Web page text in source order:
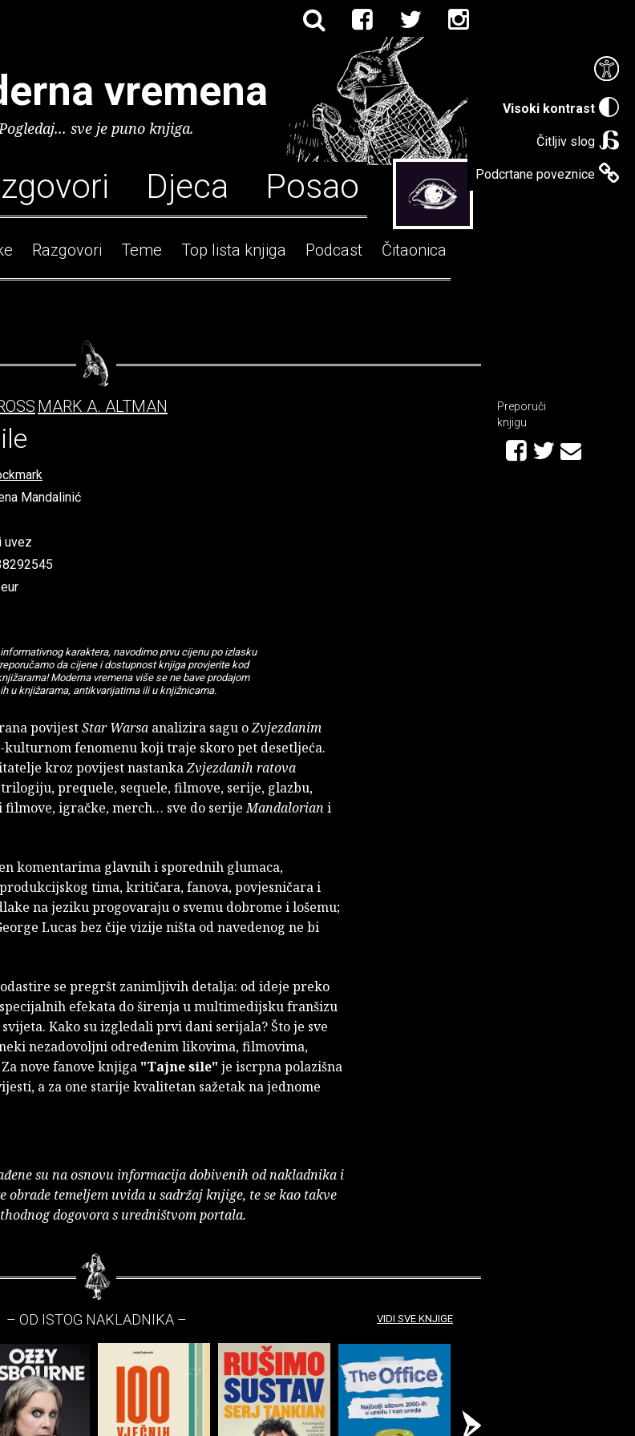
Visoki kontrast
Čitljiv slog
Podcrtane poveznice
vremena
Pogledaj... sve je puno knjiga.
Djeca Posao
Razgovori Teme Top lista knjiga Podcast Čitaonica
MARK A. ALTMAN
Mandalinić
uvez
karaktera, navodimo prvu cijenu po izlasku
da cijene i dostupnost knjiga provjerite kod
Moderna vremena više se ne bave prodajom
u knjižarama, antikvarijatima ili u knjižnicama.
povijestStar Warsa analizira sagu oZvjezdanim
kulturnom fenomenu koji traje skoro pet desetljeća.
kroz povijest nastankaZvjezdanih ratova
prequele, sequele, filmove, serije, glazbu,
igračke, merch… sve do serijeMandalorian i
komentarima glavnih i sporednih glumaca,
tima, kritičara, fanova, povjesničara i
na jeziku progovaraju o svemu dobrome i lošemu;
Lucas bez čije vizije ništa od navedenog ne bi
se pregršt zanimljivih detalja: od ideje preko
efekata do širenja u multimedijsku franšizu
Kako su izgledali prvi dani serijala? Što je sve
nezadovoljni određenim likovima, filmovima,
nove fanove knjiga "Tajne sile" je iscrpna polazišna
a za one starije kvalitetan sažetak na jednome
su na osnovu informacija dobivenih od nakladnika i
obrade temeljem uvida u sadržaj knjige, te se kao takve
dogovora s uredništvom portala.
Preporuči
knjigu
– OD ISTOG NAKLADNIKA – VIDI SVE KNJIGE